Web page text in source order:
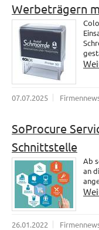
Werbeträgern
07.07.2025
SoProcure
Schnittstelle
Ab
an
26.01.2022